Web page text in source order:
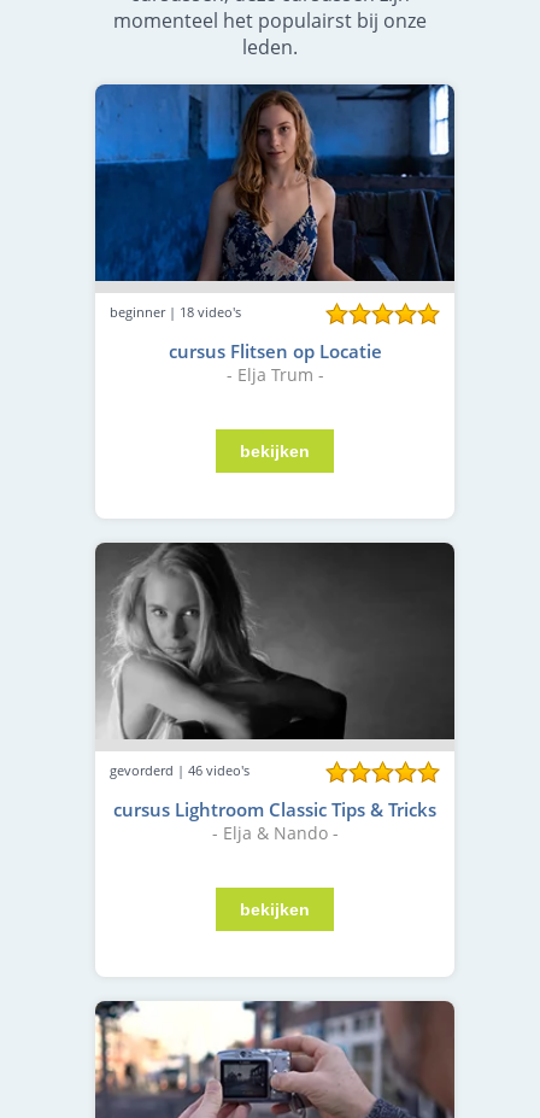
momenteel het populairst bij onze
leden.
beginner | 18 video's
cursus Flitsen op Locatie
- Elja Trum -
gevorderd | 46 video's
cursus Lightroom Classic Tips & Tricks
- Elja & Nando -